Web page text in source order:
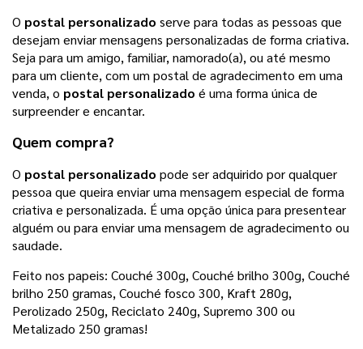
O postal personalizado serve para todas as pessoas que
desejam enviar mensagens personalizadas de forma criativa.
Seja para um amigo, familiar, namorado(a), ou até mesmo
para um cliente, com um postal de agradecimento em uma
venda, o postal personalizado é uma forma única de
surpreender e encantar.
Quem compra?
O postal personalizado pode ser adquirido por qualquer
pessoa que queira enviar uma mensagem especial de forma
criativa e personalizada. É uma opção única para presentear
alguém ou para enviar uma mensagem de agradecimento ou
saudade.
Feito nos papeis: Couché 300g,Couché brilho 300g, Couché
brilho 250 gramas, Couché fosco 300, Kraft 280g,
Perolizado 250g, Reciclato 240g, Supremo 300 ou
Metalizado 250 gramas!